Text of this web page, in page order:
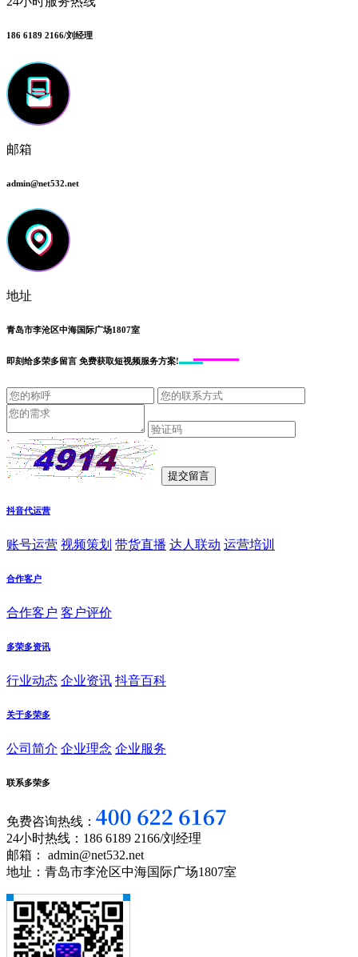
186 6189 2166/刘经理
邮箱
admin@net532.net
地址
青岛市李沧区中海国际广场1807室
即刻给多荣多留言 免费获取短视频服务方案!
抖音代运营
账号运营 视频策划 带货直播 达人联动 运营培训
合作客户
合作客户 客户评价
多荣多资讯
行业动态 企业资讯 抖音百科
关于多荣多
公司简介 企业理念 企业服务
联系多荣多
免费咨询热线：
24小时热线：186 6189 2166/刘经理
邮箱： admin@net532.net
地址：青岛市李沧区中海国际广场1807室